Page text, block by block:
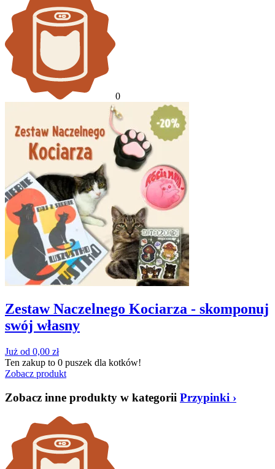
0
Zestaw Naczelnego Kociarza - skomponuj
swój własny
Już od 0,00 zł
Ten zakup to 0 puszek dla kotków!
Zobacz produkt
Zobacz inne produkty w kategorii Przypinki ›